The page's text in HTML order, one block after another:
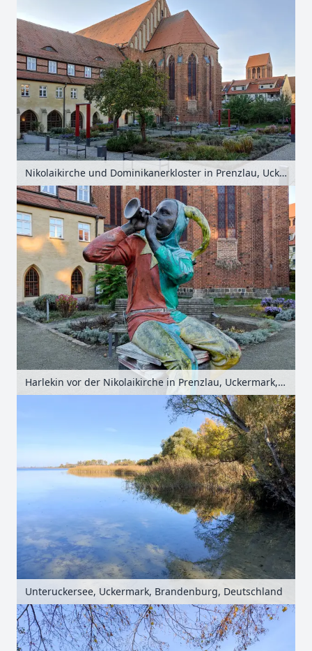
Nikolaikirche und Dominikanerkloster in Prenzlau, Uckermark, Brandenburg, Deutschland
Harlekin vor der Nikolaikirche in Prenzlau, Uckermark, Brandenburg, Deutschland
Unteruckersee, Uckermark, Brandenburg, Deutschland